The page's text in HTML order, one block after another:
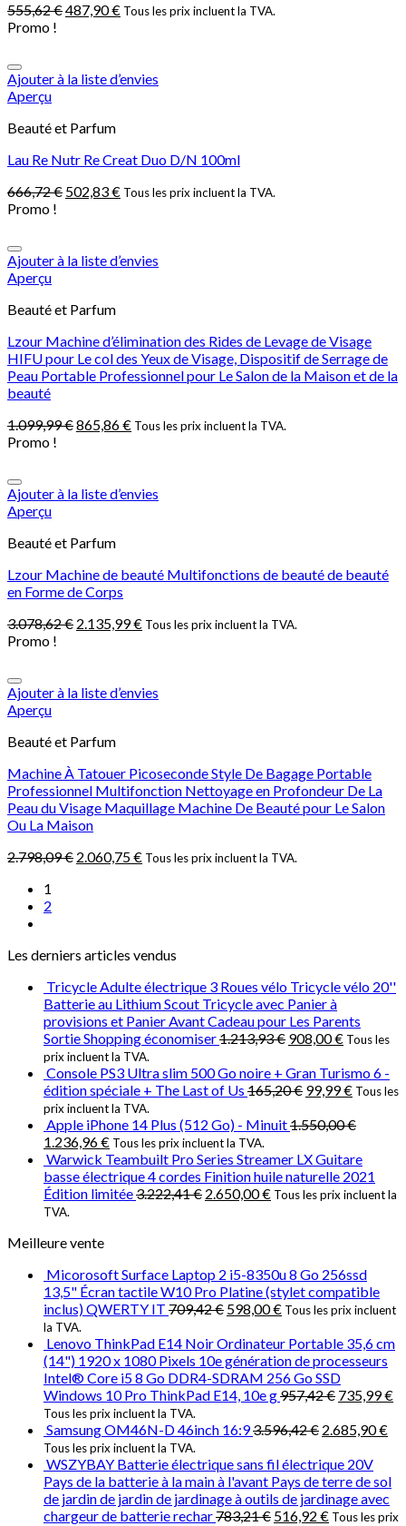
555,62€487,90€ Tous les prix incluent la TVA.
Promo !
Ajouter à la liste d’envies
Aperçu
Beauté et Parfum
Lau Re Nutr Re Creat Duo D/N 100ml
666,72€ 502,83€ Tous les prix incluent la TVA.
Promo !
Ajouter à la liste d’envies
Aperçu
Beauté et Parfum
Lzour Machine d’élimination des Rides de Levage de Visage
HIFU pour Le col des Yeux de Visage, Dispositif de Serrage de
Peau Portable Professionnel pour Le Salon de la Maison et de la
beauté
1.099,99€865,86€ Tous les prix incluent la TVA.
Promo !
Ajouter à la liste d’envies
Aperçu
Beauté et Parfum
Lzour Machine de beauté Multifonctions de beauté de beauté
en Forme de Corps
3.078,62€ 2.135,99€ Tous les prix incluent la TVA.
Promo !
Ajouter à la liste d’envies
Aperçu
Beauté et Parfum
Machine À Tatouer Picoseconde Style De Bagage Portable
Professionnel Multifonction Nettoyage en Profondeur De La
Peau du Visage Maquillage Machine De Beauté pour Le Salon
Ou La Maison
2.798,09€ 2.060,75€ Tous les prix incluent la TVA.
1
2
Les derniers articles vendus
Tricycle Adulte électrique 3 Roues vélo Tricycle vélo 20''
Batterie au Lithium Scout Tricycle avec Panier à
provisions et Panier Avant Cadeau pour Les Parents
Sortie Shopping économiser1.213,93€ 908,00€ Tous les
prix incluent la TVA.
Console PS3 Ultra slim 500 Go noire + Gran Turismo 6 -
édition spéciale + The Last of Us 165,20€ 99,99€ Tous les
prix incluent la TVA.
Apple iPhone 14 Plus (512 Go) - Minuit1.550,00€
1.236,96€ Tous les prix incluent la TVA.
Warwick Teambuilt Pro Series Streamer LX Guitare
basse électrique 4 cordes Finition huile naturelle 2021
Édition limitée3.222,41€ 2.650,00€ Tous les prix incluent la
TVA.
Meilleure vente
Micorosoft Surface Laptop 2 i5-8350u 8 Go 256ssd
13,5" Écran tactile W10 Pro Platine (stylet compatible
inclus) QWERTY IT 709,42€ 598,00€ Tous les prix incluent
la TVA.
Lenovo ThinkPad E14 Noir Ordinateur Portable 35,6 cm
(14") 1920 x 1080 Pixels 10e génération de processeurs
Intel® Core i5 8 Go DDR4-SDRAM 256 Go SSD
Windows 10 Pro ThinkPad E14, 10e g957,42€ 735,99€
Tous les prix incluent la TVA.
Samsung OM46N-D 46inch 16:93.596,42€ 2.685,90€
Tous les prix incluent la TVA.
WSZYBAY Batterie électrique sans fil électrique 20V
Pays de la batterie à la main à l'avant Pays de terre de sol
de jardin de jardin de jardinage à outils de jardinage avec
chargeur de batterie rechar783,21€ 516,92 € Tous les prix